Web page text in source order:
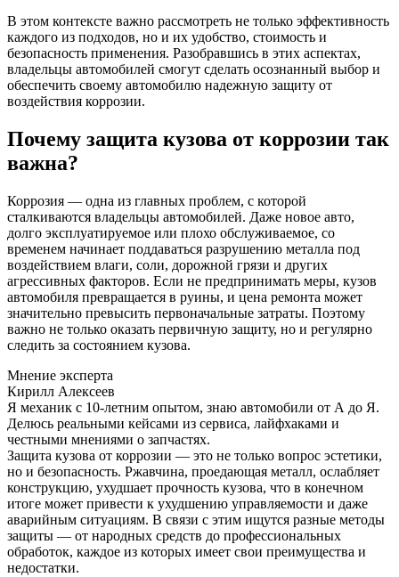
В этом контексте важно рассмотреть не только эффективность
каждого из подходов, но и их удобство, стоимость и
безопасность применения. Разобравшись в этих аспектах,
владельцы автомобилей смогут сделать осознанный выбор и
обеспечить своему автомобилю надежную защиту от
воздействия коррозии.
Почему защита кузова от коррозии так
важна?
Коррозия — одна из главных проблем, с которой
сталкиваются владельцы автомобилей. Даже новое авто,
долго эксплуатируемое или плохо обслуживаемое, со
временем начинает поддаваться разрушению металла под
воздействием влаги, соли, дорожной грязи и других
агрессивных факторов. Если не предпринимать меры, кузов
автомобиля превращается в руины, и цена ремонта может
значительно превысить первоначальные затраты. Поэтому
важно не только оказать первичную защиту, но и регулярно
следить за состоянием кузова.
Мнение эксперта
Кирилл Алексеев
Я механик с 10-летним опытом, знаю автомобили от А до Я.
Делюсь реальными кейсами из сервиса, лайфхаками и
честными мнениями о запчастях.
Защита кузова от коррозии — это не только вопрос эстетики,
но и безопасность. Ржавчина, проедающая металл, ослабляет
конструкцию, ухудшает прочность кузова, что в конечном
итоге может привести к ухудшению управляемости и даже
аварийным ситуациям. В связи с этим ищутся разные методы
защиты — от народных средств до профессиональных
обработок, каждое из которых имеет свои преимущества и
недостатки.